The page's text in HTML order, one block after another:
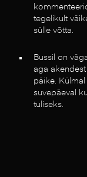
tegelikult
sülle võtta.
Bussil on
aga
päike.
suvepäeval
tuliseks.